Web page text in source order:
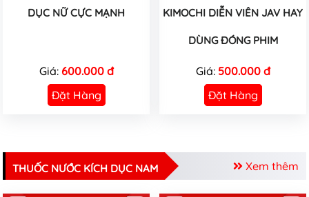
DỤC NỮ CỰC MẠNH
Giá: 600.000 đ
Đặt Hàng
KIMOCHI DIỄN VIÊN JAV HAY
DÙNG ĐÓNG PHIM
Giá: 500.000 đ
Đặt Hàng
Xem thêm
THUỐC NƯỚC KÍCH DỤC NAM